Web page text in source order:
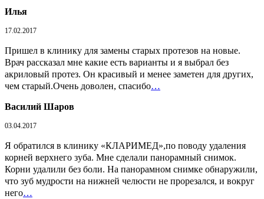
Илья
17.02.2017
Пришел в клинику для замены старых протезов на новые.
Врач рассказал мне какие есть варианты и я выбрал без
акриловый протез. Он красивый и менее заметен для других,
чем старый.Очень доволен, спасибо…
Василий Шаров
03.04.2017
Я обратился в клинику «КЛАРИМЕД»,по поводу удаления
корней верхнего зуба. Мне сделали панорамный снимок.
Корни удалили без боли. На панорамном снимке обнаружили,
что зуб мудрости на нижней челюсти не прорезался, и вокруг
него…